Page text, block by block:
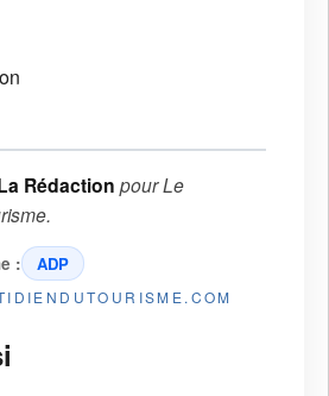
Rédaction pourLe
.
: ADP